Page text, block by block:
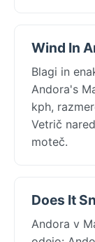
Wind In
Blagi in
Andora's
kph,
Vetrič
moteč.
Does It
Andora v